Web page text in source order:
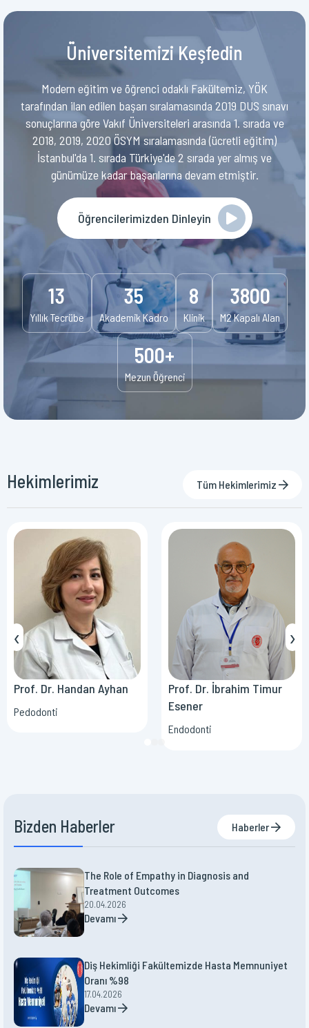
Üniversitemizi Keşfedin
Modern eğitim ve öğrenci odaklı Fakültemiz, YÖK
tarafından ilan edilen başarı sıralamasında 2019 DUS sınavı
sonuçlarına göre Vakıf Üniversiteleri arasında 1. sırada ve
2018, 2019, 2020 ÖSYM sıralamasında (ücretli eğitim)
İstanbul'da 1. sırada Türkiye'de 2 sırada yer almış ve
günümüze kadar başarılarına devam etmiştir.
Öğrencilerimizden Dinleyin
13
Yıllık Tecrübe
35
Akademik Kadro
8
Klinik
3800
M2 Kapalı Alan
500+
Mezun Öğrenci
Hekimlerimiz Tüm Hekimlerimiz
Prof. Dr. Handan Ayhan
Pedodonti
Prof. Dr. İbrahim Timur
Esener
Endodonti
‹ ›
Bizden Haberler Haberler
The Role of Empathy in Diagnosis and
Treatment Outcomes
20.04.2026
Devamı
Diş Hekimliği Fakültemizde Hasta Memnuniyet
Oranı %98
17.04.2026
Devamı